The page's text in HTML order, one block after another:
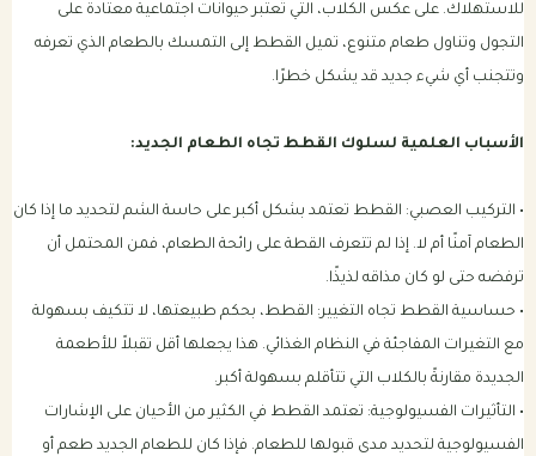
للاستهلاك. على عكس الكلاب، التي تُعتبر حيوانات اجتماعية معتادة على
التجول وتناول طعام متنوع، تميل القطط إلى التمسك بالطعام الذي تعرفه
وتتجنب أي شيء جديد قد يشكل خطرًا.
الأسباب العلمية لسلوك القطط تجاه الطعام الجديد:
• التركيب العصبي: القطط تعتمد بشكل أكبر على حاسة الشم لتحديد ما إذا كان
الطعام آمنًا أم لا. إذا لم تتعرف القطة على رائحة الطعام، فمن المحتمل أن
ترفضه حتى لو كان مذاقه لذيذًا.
• حساسية القطط تجاه التغيير: القطط، بحكم طبيعتها، لا تتكيف بسهولة
مع التغيرات المفاجئة في النظام الغذائي. هذا يجعلها أقل تقبلاً للأطعمة
الجديدة مقارنةً بالكلاب التي تتأقلم بسهولة أكبر.
• التأثيرات الفسيولوجية: تعتمد القطط في الكثير من الأحيان على الإشارات
الفسيولوجية لتحديد مدى قبولها للطعام. فإذا كان للطعام الجديد طعم أو